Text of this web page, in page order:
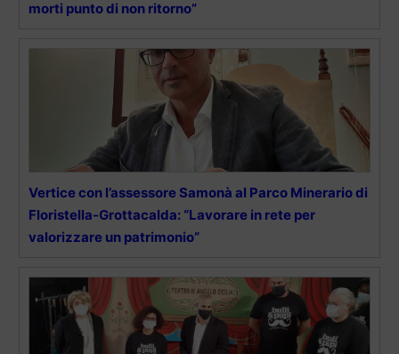
morti punto di non ritorno”
Vertice con l’assessore Samonà al Parco Minerario di
Floristella-Grottacalda: “Lavorare in rete per
valorizzare un patrimonio”